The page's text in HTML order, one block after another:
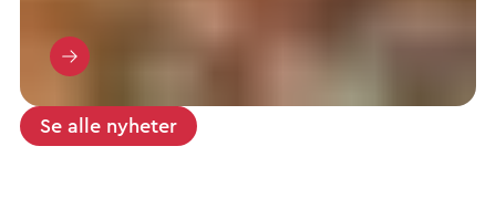
Se alle nyheter